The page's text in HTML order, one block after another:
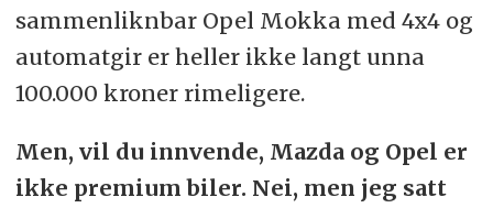
sammenliknbar Opel Mokka med 4x4 og
automatgir er heller ikke langt unna
100.000 kroner rimeligere.
Men, vil du innvende, Mazda og Opel er
ikke premium biler. Nei, men jeg satt